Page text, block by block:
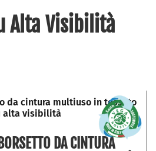
Alta Visibilità
DA CINTURA